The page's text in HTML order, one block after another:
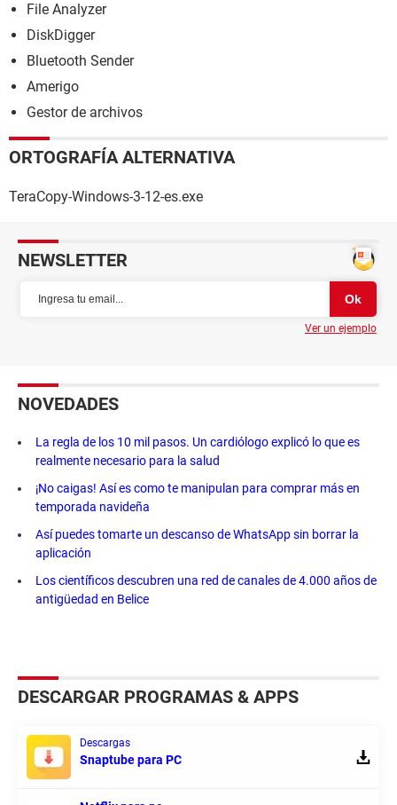
File Analyzer
DiskDigger
Bluetooth Sender
Amerigo
Gestor de archivos
ORTOGRAFÍA ALTERNATIVA
TeraCopy-Windows-3-12-es.exe
NEWSLETTER
Ver un ejemplo
NOVEDADES
La regla de los 10 mil pasos. Un cardiólogo explicó lo que es
realmente necesario para la salud
¡No caigas! Así es como te manipulan para comprar más en
temporada navideña
Así puedes tomarte un descanso de WhatsApp sin borrar la
aplicación
Los científicos descubren una red de canales de 4.000 años de
antigüedad en Belice
DESCARGAR PROGRAMAS & APPS
Descargas
Snaptube para PC